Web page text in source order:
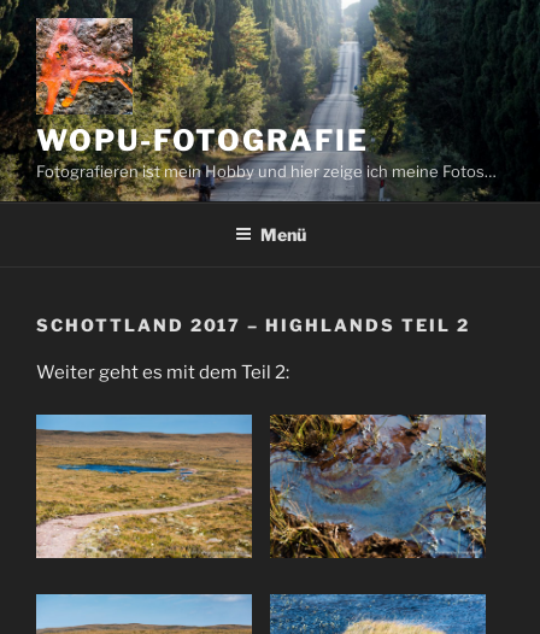
Zum
Inhalt
springen
WOPU-FOTOGRAFIE
Fotografieren ist mein Hobby und hier zeige ich meine Fotos…
Menü
SCHOTTLAND 2017 – HIGHLANDS TEIL 2
Weiter geht es mit dem Teil 2: